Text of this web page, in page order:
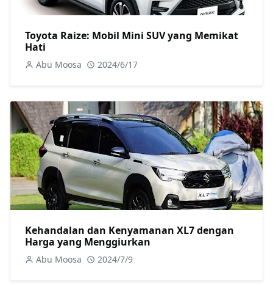
Toyota Raize: Mobil Mini SUV yang Memikat
Hati
Abu Moosa 2024/6/17
Kehandalan dan Kenyamanan XL7 dengan
Harga yang Menggiurkan
Abu Moosa 2024/7/9